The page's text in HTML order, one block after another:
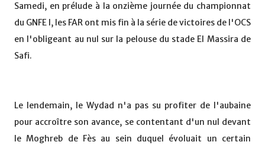
Samedi, en prélude à la onzième journée du championnat
du GNFE I, les FAR ont mis fin à la série de victoires de l'OCS
en l'obligeant au nul sur la pelouse du stade El Massira de
Safi.
Le lendemain, le Wydad n'a pas su profiter de l'aubaine
pour accroître son avance, se contentant d'un nul devant
le Moghreb de Fès au sein duquel évoluait un certain